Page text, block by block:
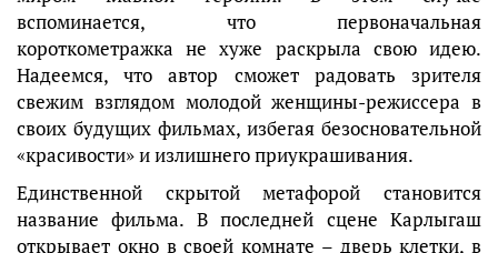
вспоминается, что первоначальная
короткометражка не хуже раскрыла свою идею.
Надеемся, что автор сможет радовать зрителя
свежим взглядом молодой женщины-режиссера в
своих будущих фильмах, избегая безосновательной
«красивости» и излишнего приукрашивания.
Единственной скрытой метафорой становится
название фильма. В последней сцене Карлыгаш
открывает окно в своей комнате – дверь клетки, в